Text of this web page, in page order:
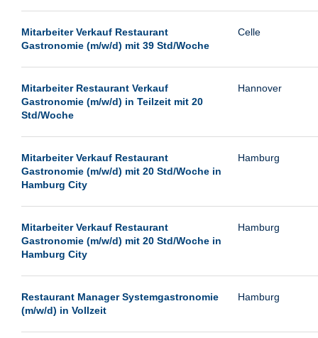
Wuppertal
Mitarbeiter Verkauf Restaurant
Gastronomie (m/w/d) mit 39 Std/Woche
Celle
Mitarbeiter Restaurant Verkauf
Gastronomie (m/w/d) in Teilzeit mit 20
Std/Woche
Hannover
Mitarbeiter Verkauf Restaurant
Gastronomie (m/w/d) mit 20 Std/Woche in
Hamburg City
Hamburg
Mitarbeiter Verkauf Restaurant
Gastronomie (m/w/d) mit 20 Std/Woche in
Hamburg City
Hamburg
Restaurant Manager Systemgastronomie
(m/w/d) in Vollzeit
Hamburg